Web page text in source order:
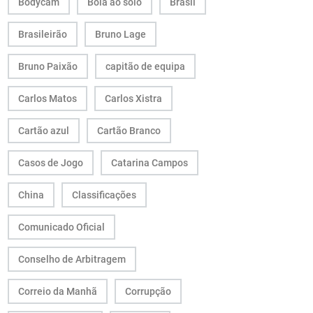
Brasileirão Bruno Lage
Bruno Paixão capitão de equipa
Carlos Matos Carlos Xistra
Cartão azul Cartão Branco
Casos de Jogo Catarina Campos
China Classificações
Comunicado Oficial
Conselho de Arbitragem
Correio da Manhã Corrupção